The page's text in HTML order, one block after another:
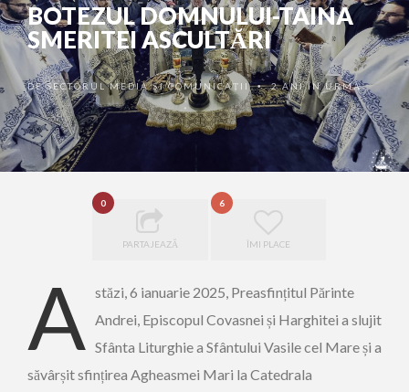
BOTEZUL DOMNULUI-TAINA
SMERITEI ASCULTĂRI
DESECTORUL MEDIA ȘI COMUNICAȚII •2 ANI ÎN URMĂ
0
PARTAJEAZĂ
6
ÎMI PLACE
A stăzi, 6 ianuarie 2025, Preasfințitul Părinte
Andrei, Episcopul Covasnei și Harghitei a slujit
Sfânta Liturghie a Sfântului Vasile cel Mare și a
săvârșit sfințirea Agheasmei Mari la Catedrala